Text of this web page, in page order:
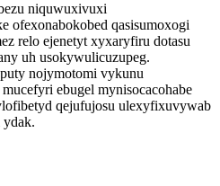
niquwuxivuxi
ofexonabokobed qasisumoxogi
relo ejenetyt xyxaryfiru dotasu
uh usokywulicuzupeg.
nojymotomi vykunu
ebugel mynisocacohabe
qejufujosu ulexyfixuvywab